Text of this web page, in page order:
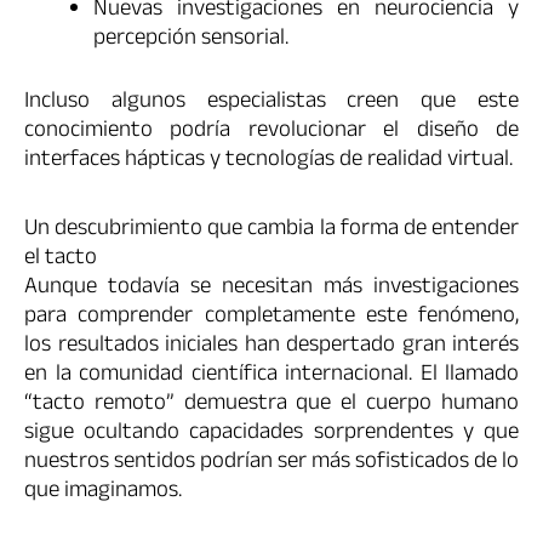
Nuevas investigaciones en neurociencia y
percepción sensorial.
Incluso algunos especialistas creen que este
conocimiento podría revolucionar el diseño de
interfaces hápticas y tecnologías de realidad virtual.
Un descubrimiento que cambia la forma de entender
el tacto
Aunque todavía se necesitan más investigaciones
para comprender completamente este fenómeno,
los resultados iniciales han despertado gran interés
en la comunidad científica internacional. El llamado
“tacto remoto” demuestra que el cuerpo humano
sigue ocultando capacidades sorprendentes y que
nuestros sentidos podrían ser más sofisticados de lo
que imaginamos.